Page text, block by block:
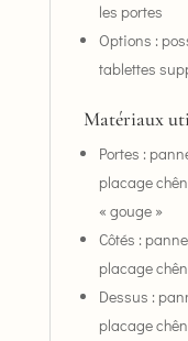
les portes
Options :
tablettes
Matériaux
Portes :
placage
« gouge »
Côtés :
placage
Dessus :
placage